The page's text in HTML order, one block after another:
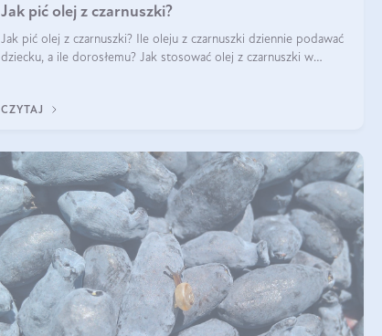
Jak pić olej z czarnuszki?
Jak pić olej z czarnuszki? Ile oleju z czarnuszki dziennie podawać
dziecku, a ile dorosłemu? Jak stosować olej z czarnuszki w
CZYTAJ